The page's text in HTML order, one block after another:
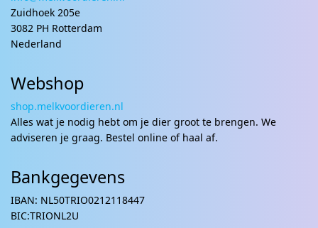
Zuidhoek 205e
3082 PH Rotterdam
Nederland
Webshop
shop.melkvoordieren.nl
Alles wat je nodig hebt om je dier groot te brengen. We
adviseren je graag. Bestel online of haal af.
Bankgegevens
IBAN: NL50TRIO0212118447
BIC:TRIONL2U